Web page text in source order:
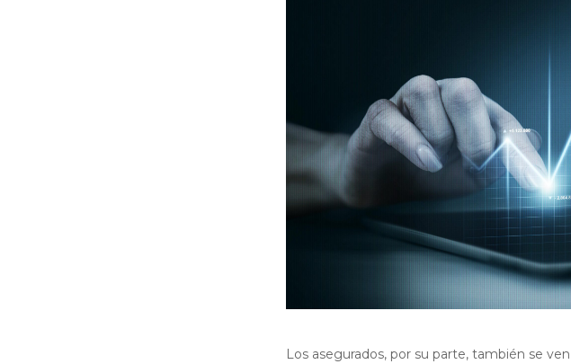
Los asegurados, por su parte, también se